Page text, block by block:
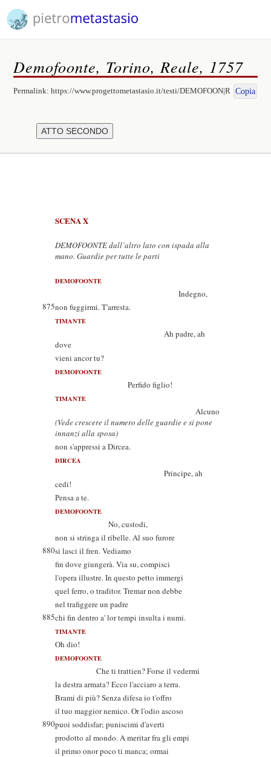
Demofoonte, Torino, Reale, 1757
Permalink:https://www.progettometastasio.it/testi/DEMOFOON|R Copia
SCENA X
DEMOFOONTE dall’altro lato con ispada alla
mano. Guardie per tutte le parti
DEMOFOONTE
Indegno,
875non fuggirmi. T'arresta.
TIMANTE
Ah padre, ah
dove
vieni ancor tu?
DEMOFOONTE
Perfido figlio!
TIMANTE
Alcuno
(Vede crescere il numero delle guardie e si pone
innanzi alla sposa)
non s'appressi a Dircea.
DIRCEA
Principe, ah
cedi!
Pensa a te.
DEMOFOONTE
No, custodi,
non si stringa il ribelle. Al suo furore
880si lasci il fren. Vediamo
fin dove giungerà. Via su, compisci
l'opera illustre. In questo petto immergi
quel ferro, o traditor. Tremar non debbe
nel trafiggere un padre
885chi fin dentro a' lor tempi insulta i numi.
TIMANTE
Oh dio!
DEMOFOONTE
Che ti trattien? Forse il vedermi
la destra armata? Ecco l'acciaro a terra.
Brami di più? Senza difesa io t'offro
il tuo maggior nemico. Or l'odio ascoso
890puoi soddisfar; puniscimi d'averti
prodotto al mondo. A meritar fra gli empi
il primo onor poco ti manca; ormai